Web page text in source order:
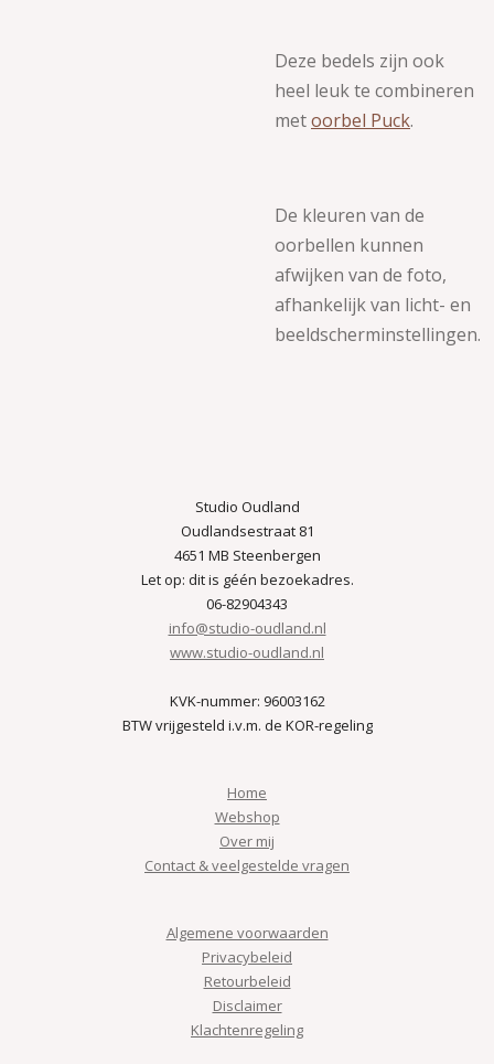
Deze bedels zijn ook
heel leuk te combineren
metoorbel Puck.
De kleuren van de
oorbellen kunnen
afwijken van de foto,
afhankelijk van licht- en
beeldscherminstellingen.
Studio Oudland
Oudlandsestraat 81
4651 MB Steenbergen
Let op: dit is géén bezoekadres.
06-82904343
info@studio-oudland.nl
www.studio-oudland.nl
KVK-nummer: 96003162
BTW vrijgesteld i.v.m. de KOR-regeling
Home
Webshop
Over mij
Contact & veelgestelde vragen
Algemene voorwaarden
Privacybeleid
Retourbeleid
Disclaimer
Klachtenregeling